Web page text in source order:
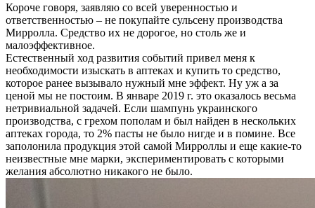
Короче говоря, заявляю со всей уверенностью и
ответственностью – не покупайте сульсену производства
Мирролла. Средство их не дорогое, но столь же и
малоэффективное.
Естественный ход развития событий привел меня к
необходимости изыскать в аптеках и купить то средство,
которое ранее вызывало нужный мне эффект. Ну уж а за
ценой мы не постоим. В январе 2019 г. это оказалось весьма
нетривиальной задачей. Если шампунь украинского
производства, с грехом пополам и был найден в нескольких
аптеках города, то 2% пасты не было нигде и в помине. Все
заполонила продукция этой самой Мирроллы и еще какие-то
неизвестные мне марки, экспериментировать с которыми
желания абсолютно никакого не было.